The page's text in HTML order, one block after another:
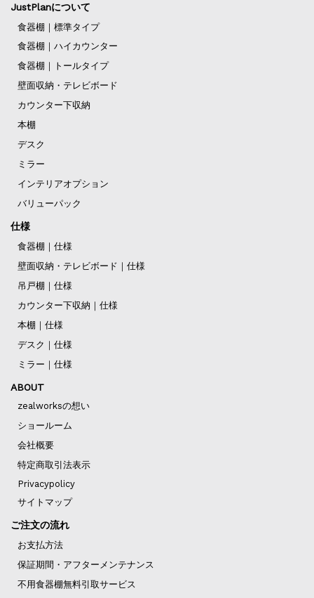
JustPlanについて
食器棚｜標準タイプ
食器棚｜ハイカウンター
食器棚｜トールタイプ
壁面収納・テレビボード
カウンター下収納
本棚
デスク
ミラー
インテリアオプション
バリューパック
仕様
食器棚｜仕様
壁面収納・テレビボード｜仕様
吊戸棚｜仕様
カウンター下収納｜仕様
本棚｜仕様
デスク｜仕様
ミラー｜仕様
ABOUT
zealworksの想い
ショールーム
会社概要
特定商取引法表示
Privacypolicy
サイトマップ
ご注文の流れ
お支払方法
保証期間・アフターメンテナンス
不用食器棚無料引取サービス